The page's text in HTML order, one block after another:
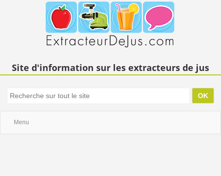
Site d'information sur les extracteurs de jus
Menu